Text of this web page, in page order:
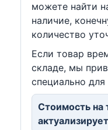
можете найти
наличие,
количество
Если товар
складе, мы
специально для
Стоимость на